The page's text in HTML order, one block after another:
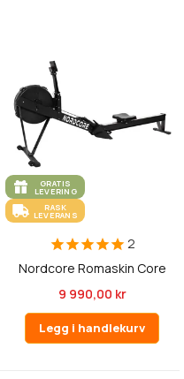
GRATIS
LEVERING
RASK
LEVERANS
2
Nordcore Romaskin Core
9 990,00 kr
Legg i handlekurv